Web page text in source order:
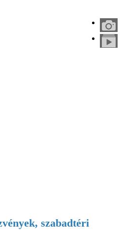
szabadtéri